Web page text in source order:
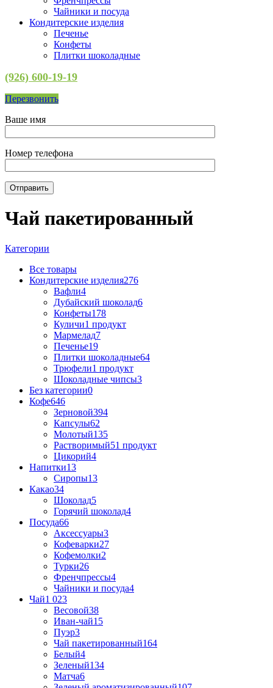
Чайники и посуда
Кондитерские изделия
Печенье
Конфеты
Плитки шоколадные
(926) 600-19-19
Перезвонить
Ваше имя
Номер телефона
Чай пакетированный
Категории
Все товары
Кондитерские изделия276
Вафли4
Дубайский шоколад6
Конфеты178
Куличи1 продукт
Мармелад7
Печенье19
Плитки шоколадные64
Трюфели1 продукт
Шоколадные чипсы3
Без категории0
Кофе646
Зерновой394
Капсулы62
Молотый135
Растворимый51 продукт
Цикорий4
Напитки13
Сиропы13
Какао34
Шоколад5
Горячий шоколад4
Посуда66
Аксессуары3
Кофеварки27
Кофемолки2
Турки26
Френчпрессы4
Чайники и посуда4
Чай1 023
Весовой38
Иван-чай15
Пуэр3
Чай пакетированный164
Белый4
Зеленый134
Матча6